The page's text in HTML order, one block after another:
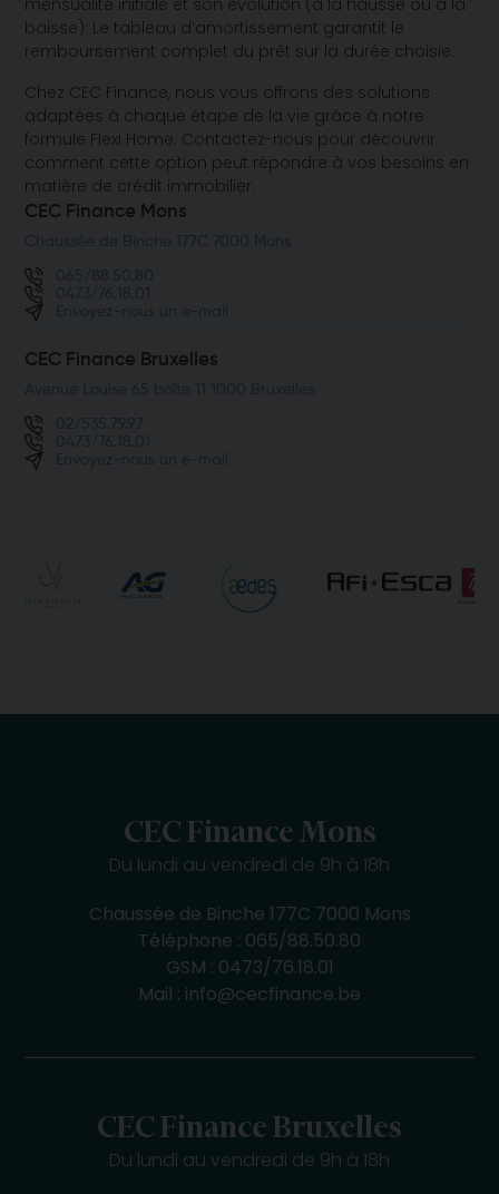
baisse). Le tableau d’amortissement garantit le
remboursement complet du prêt sur la durée choisie.
Chez CEC Finance, nous vous offrons des solutions
adaptées à chaque étape de la vie grâce à notre
formule Flexi Home. Contactez-nous pour découvrir
comment cette option peut répondre à vos besoins en
matière de crédit immobilier.
CEC Finance Mons
CEC Finance Bruxelles
CEC Finance Mons
Du lundi au vendredi de 9h à 18h
Chaussée de Binche 177C 7000 Mons
Téléphone : 065/88.50.80
GSM : 0473/76.18.01
Mail : info@cecfinance.be
CEC Finance Bruxelles
Du lundi au vendredi de 9h à 18h